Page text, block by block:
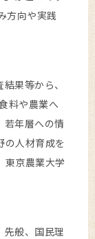
方向や実践
果等から、
料や農業へ
若年層への情
の人材育成を
東京農業大学
先般、国民理